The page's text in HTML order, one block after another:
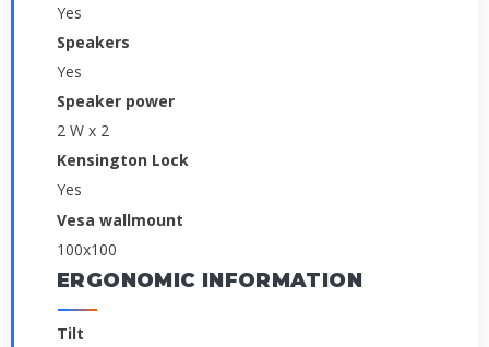
Yes
Speakers
Yes
Speaker power
2 W x 2
Kensington Lock
Yes
Vesa wallmount
100x100
ERGONOMIC INFORMATION
Tilt